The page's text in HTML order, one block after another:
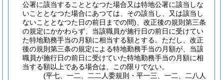
公署に該当することとなつた場合又は特地公署に該当しな
いこととなつた場合にあつては、その該当し、又は該当し
ないこととなつた日の前日までの間) 、改正後の規則第三条
の規定にかかわらず、当該職員が施行日の前日に受けてい
た特地勤務手当の月額に相当する額とする。 ただし、改正
後の規則第三条の規定による特地勤務手当の月額が、当該
職員が施行日の前日に受けていた特地勤務手当の月額に相
当する額以上である場合は、この限りでない。
(平七、一二、二二人委規則・平一三、一二、二八人